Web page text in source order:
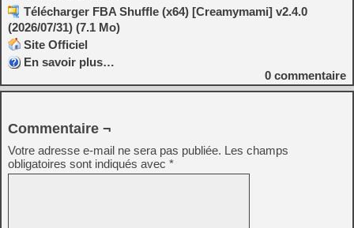
Télécharger FBA Shuffle (x64) [Creamymami] v2.4.0
(2026/07/31) (7.1 Mo)
Site Officiel
En savoir plus…
0 commentaire
Commentaire ¬
Votre adresse e-mail ne sera pas publiée. Les champs
obligatoires sont indiqués avec *